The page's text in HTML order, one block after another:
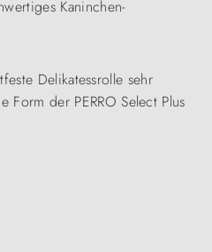
Kaninchen-
Delikatessrolle sehr
der PERRO Select Plus